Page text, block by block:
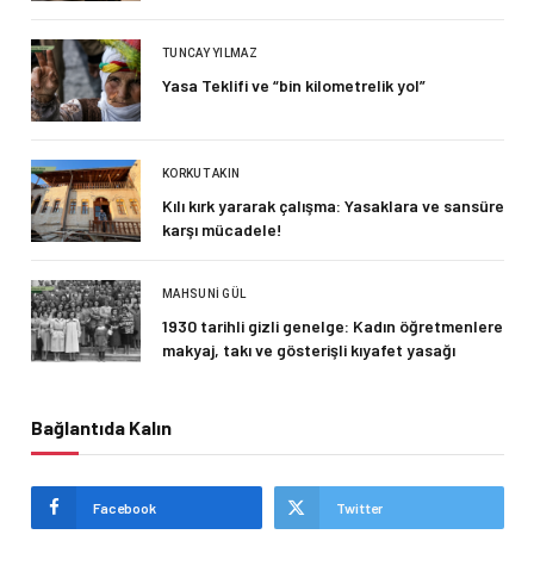
TUNCAY YILMAZ
Yasa Teklifi ve “bin kilometrelik yol”
KORKUT AKIN
Kılı kırk yararak çalışma: Yasaklara ve sansüre
karşı mücadele!
MAHSUNI GÜL
1930 tarihli gizli genelge: Kadın öğretmenlere
makyaj, takı ve gösterişli kıyafet yasağı
Bağlantıda Kalın
Facebook Twitter